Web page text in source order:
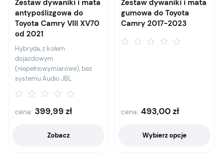
Zestaw dywaniki i mata
antypoślizgowa do
Toyota Camry VIII XV70
od 2021
Hybryda, z kołem
dojazdowym
(niepełnowymiarowe), bez
systemu Audio JBL
cena: 399,99 zł
Zobacz
Zestaw dywaniki i mata
gumowa do Toyota
Camry 2017-2023
cena: 493,00zł
Wybierz opcje